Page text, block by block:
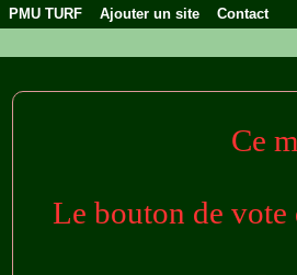
PMU TURF Ajouter un site Contact
Ce
Le bouton de vote